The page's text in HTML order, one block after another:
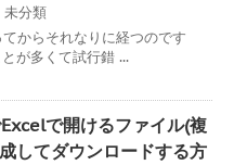
未分類
からそれなりに経つのです
が多くて試行錯 ...
で開けるファイル(複
してダウンロードする方